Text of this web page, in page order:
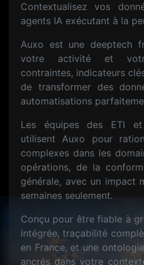
Contextualisez vos
agents IA exécutant à la
Auxo est une deeptech
votre activité et
contraintes, indicateurs
de transformer des
automatisations
Les équipes des ETI et
utilisent Auxo pour
complexes dans les
opérations, de la
générale, avec un impact
semaines seulement.
Conçu pour être fiable à
intégrée, traçabilité
en France, et une
ancrés dans votre